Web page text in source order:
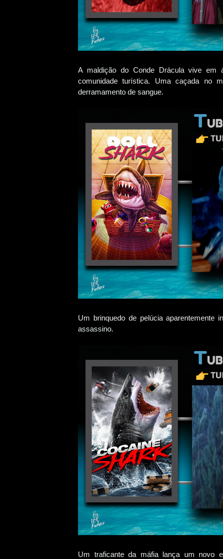
A maldição do Conde Drácula vive em
comunidade turística. Uma caçada no
derramamento de sangue.
Um brinquedo de pelúcia aparentemente
assassino.
Um traficante da máfia lança um novo